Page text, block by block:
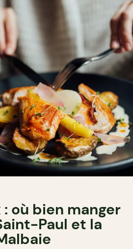
où bien manger
Paul et la